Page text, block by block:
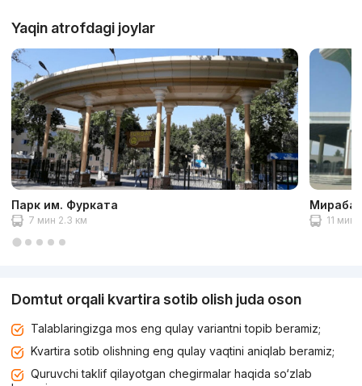
Yaqin atrofdagi joylar
Парк им. Фурката
7 мин 2.3 км 11 мин
Domtut orqali kvartira sotib olish juda oson
Talablaringizga mos eng qulay variantni topib beramiz;
Kvartira sotib olishning eng qulay vaqtini aniqlab beramiz;
Quruvchi taklif qilayotgan chegirmalar haqida so‘zlab